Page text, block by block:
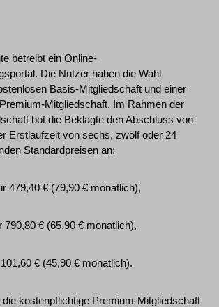
betreibt ein Online-
Die Nutzer haben die Wahl
Basis-Mitgliedschaft und einer
Mitgliedschaft. Im Rahmen der
bot die Beklagte den Abschluss von
Erstlaufzeit von sechs, zwölf oder 24
Standardpreisen an:
479,40 € (79,90 € monatlich),
790,80 € (65,90 € monatlich),
€ (45,90 € monatlich).
die kostenpflichtige Premium-Mitgliedschaft